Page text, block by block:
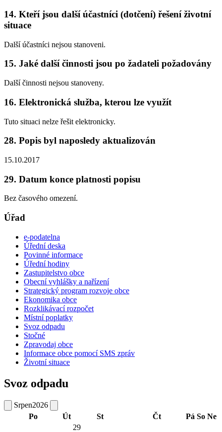
14. Kteří jsou další účastníci (dotčení) řešení životní
situace
Další účastníci nejsou stanoveni.
15. Jaké další činnosti jsou po žadateli požadovány
Další činnosti nejsou stanoveny.
16. Elektronická služba, kterou lze využít
Tuto situaci nelze řešit elektronicky.
28. Popis byl naposledy aktualizován
15.10.2017
29. Datum konce platnosti popisu
Bez časového omezení.
Úřad
e-podatelna
Úřední deska
Povinné informace
Úřední hodiny
Zastupitelstvo obce
Obecní vyhlášky a nařízení
Strategický program rozvoje obce
Ekonomika obce
Rozklikávací rozpočet
Místní poplatky
Svoz odpadu
Stočné
Zpravodaj obce
Informace obce pomocí SMS zpráv
Životní situace
Svoz odpadu
Srpen2026
Po
Út St Čt Pá So Ne
29